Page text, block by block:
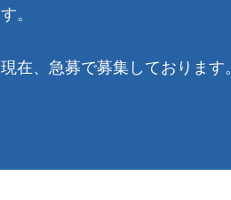
す。
現在、急募で募集しております。